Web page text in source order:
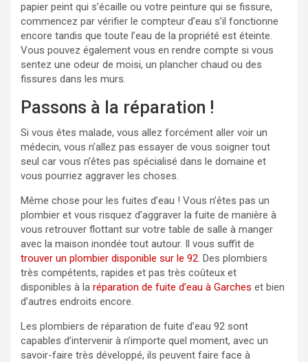
papier peint qui s’écaille ou votre peinture qui se fissure,
commencez par vérifier le compteur d’eau s’il fonctionne
encore tandis que toute l’eau de la propriété est éteinte.
Vous pouvez également vous en rendre compte si vous
sentez une odeur de moisi, un plancher chaud ou des
fissures dans les murs.
Passons à la réparation !
Si vous êtes malade, vous allez forcément aller voir un
médecin, vous n’allez pas essayer de vous soigner tout
seul car vous n’êtes pas spécialisé dans le domaine et
vous pourriez aggraver les choses.
Même chose pour les fuites d’eau ! Vous n’êtes pas un
plombier et vous risquez d’aggraver la fuite de manière à
vous retrouver flottant sur votre table de salle à manger
avec la maison inondée tout autour. Il vous suffit de
trouver un plombier disponible sur le 92. Des plombiers
très compétents, rapides et pas très coûteux et
disponibles à la réparation de fuite d’eau à Garches et bien
d’autres endroits encore.
Les plombiers de réparation de fuite d’eau 92 sont
capables d’intervenir à n’importe quel moment, avec un
savoir-faire très développé, ils peuvent faire face à